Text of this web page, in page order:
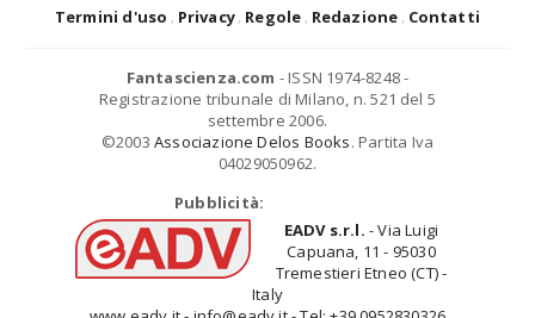
Termini d'uso Privacy Regole Redazione Contatti
Fantascienza.com - ISSN 1974-8248 -
Registrazione tribunale di Milano, n. 521 del 5
settembre 2006.
©2003 Associazione Delos Books. Partita Iva
04029050962.
Pubblicità:
EADV s.r.l. - Via Luigi
Capuana, 11 - 95030
Tremestieri Etneo (CT) -
Italy